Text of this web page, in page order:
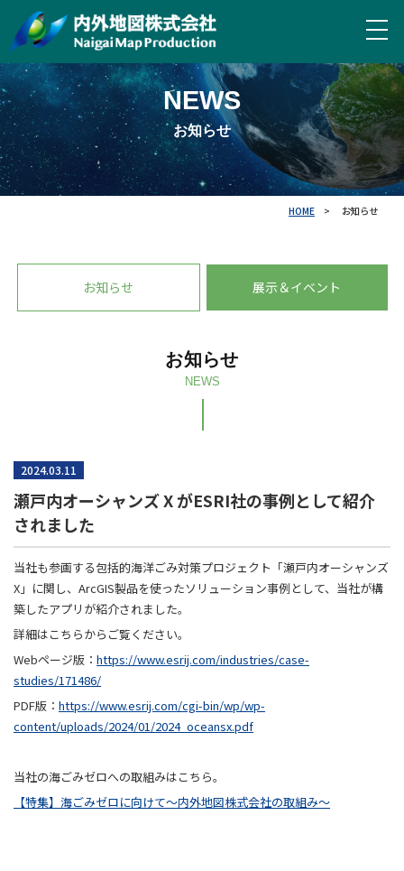
NEWS
お知らせ
HOME お知らせ
お知らせ 展示＆イベント
お知らせ
NEWS
2024.03.11
瀬戸内オーシャンズ X がESRI社の事例として紹介
されました
当社も参画する包括的海洋ごみ対策プロジェクト「瀬戸内オーシャンズ
X」に関し、ArcGIS製品を使ったソリューション事例として、当社が構
築したアプリが紹介されました。
詳細はこちらからご覧ください。
Webページ版： https://www.esrij.com/industries/case-
studies/171486/
PDF版： https://www.esrij.com/cgi-bin/wp/wp-
content/uploads/2024/01/2024_oceansx.pdf
当社の海ごみゼロへの取組みはこちら。
【特集】海ごみゼロに向けて～内外地図株式会社の取組み～